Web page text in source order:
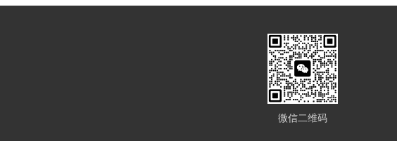
微信二维码